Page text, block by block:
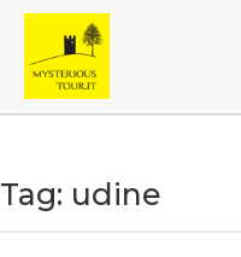
Tag: udine